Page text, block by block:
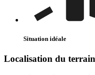
Situation idéale
Localisation du terrain